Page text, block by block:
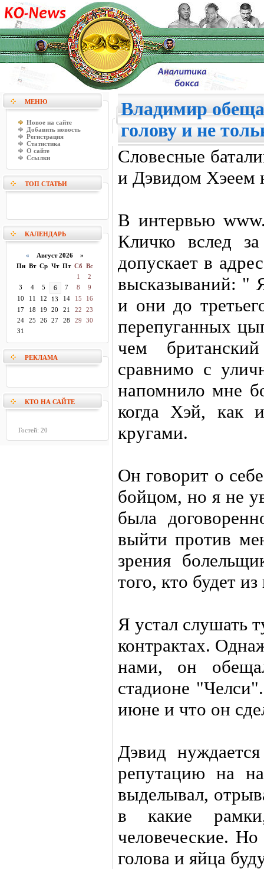
МЕНЮ
Новое на сайте
Добавить новость
Регистрация
Статистика
О сайте
Ссылки
ТОП СТАТЬИ
КАЛЕНДАРЬ
« Август 2026 »
Пн Вт Ср Чт Пт Сб Вс
1
2
3
4 5 6 7 8
9
10
11 12 13 14 15
16
17
18 19 20 21 22
23
24
25 26 27 28 29
30
31
РЕКЛАМА
КТО НА САЙТЕ
Гостей: 20
Владимир
голову и не
Словесные
и Дэвидом Хэеем
В интервью
Кличко вслед
допускает в
высказываний: "
и они до
перепуганных
чем
сравнимо с
напомнило мне
когда Хэй, как
кругами.
Он говорит о
бойцом, но я не
была
выйти против
зрения
того, кто будет
Я устал слушать
контрактах.
нами, он
стадионе
июне и что он
Дэвид
репутацию на
выделывал,
в какие
человеческие.
голова и яйца